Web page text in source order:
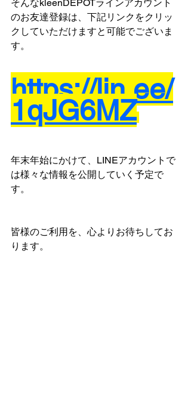
そんなkleenDEPOTラインアカウント
のお友達登録は、下記リンクをクリッ
クしていただけますと可能でございま
す。
https://lin.ee/
1qJG6MZ
年末年始にかけて、LINEアカウントで
は様々な情報を公開していく予定で
す。
皆様のご利用を、心よりお待ちしてお
ります。